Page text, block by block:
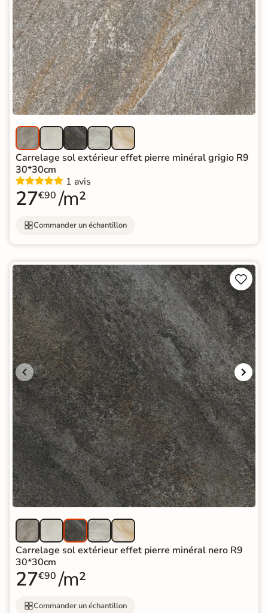
Carrelage sol extérieur effet pierre minéral grigio R9
30*30cm
1 avis
27€90 /m²
Commander un échantillon


Carrelage sol extérieur effet pierre minéral nero R9
30*30cm
27€90 /m²
Commander un échantillon